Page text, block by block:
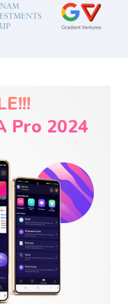
Pro 2024